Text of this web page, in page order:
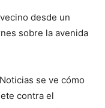
desde un
sobre la avenida
se ve cómo
contra el